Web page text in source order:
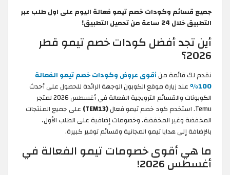
جميع قسائم وكودات خصم تيمو فعالة اليوم على اول طلب عبر
التطبيق خلال 24 ساعة من تحميل التطبيق!
أين تجد أفضل كودات خصم تيمو قطر
2026؟
نقدم لك قائمة منأقوى عروض وكودات خصم تيمو الفعالة
100%
عند زيارة موقع الكوبون الوجهة الرائدة للحصول على أحدث
الكوبونات والقسائم الترويجية الفعالة في أغسطس 2026 لمتجر
Temu. استخدم كود خصم تيمو فعال
(TEM13)
على جميع المنتجات
المخفضة وغير المخفضة، وخصومات إضافية على الطلب الأول،
بالإضافة إلى هدايا تيمو المجانية وقسائم توفير كبيرة.
ما هي أقوى خصومات تيمو الفعالة في
أغسطس 2026!